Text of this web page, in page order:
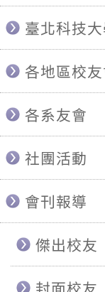
臺北科技
各地區校友
各系友會
社團活動
會刊報導
傑出校友
封面校友